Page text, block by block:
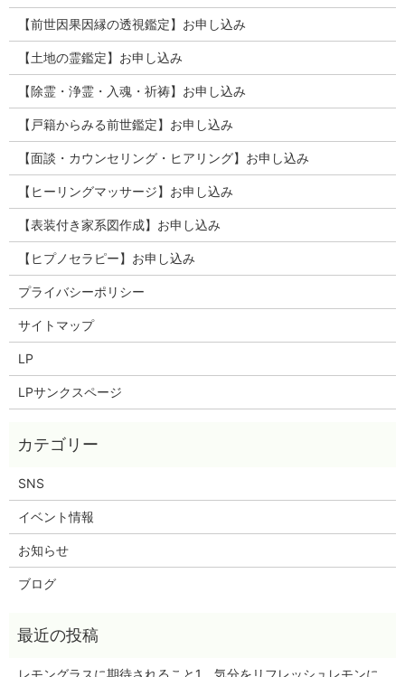
【前世因果因縁の透視鑑定】お申し込み
【土地の霊鑑定】お申し込み
【除霊・浄霊・入魂・祈祷】お申し込み
【戸籍からみる前世鑑定】お申し込み
【面談・カウンセリング・ヒアリング】お申し込み
【ヒーリングマッサージ】お申し込み
【表装付き家系図作成】お申し込み
【ヒプノセラピー】お申し込み
プライバシーポリシー
サイトマップ
LP
LPサンクスページ
SNS
イベント情報
お知らせ
ブログ